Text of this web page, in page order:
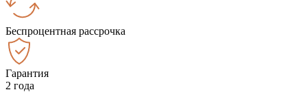
Беспроцентная рассрочка
Гарантия
2 года